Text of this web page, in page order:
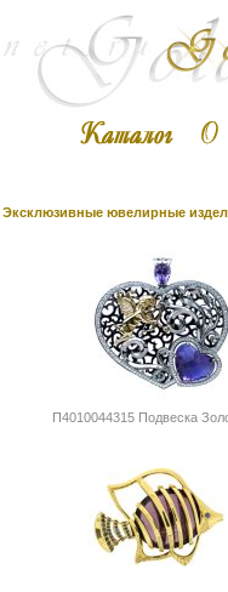
Эксклюзивные ювелирные
П4010044315 Подвеска